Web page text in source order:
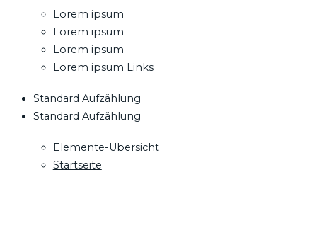
Lorem ipsum
Lorem ipsum
Lorem ipsum
Lorem ipsum Links
Standard Aufzählung
Standard Aufzählung
Elemente-Übersicht
Startseite